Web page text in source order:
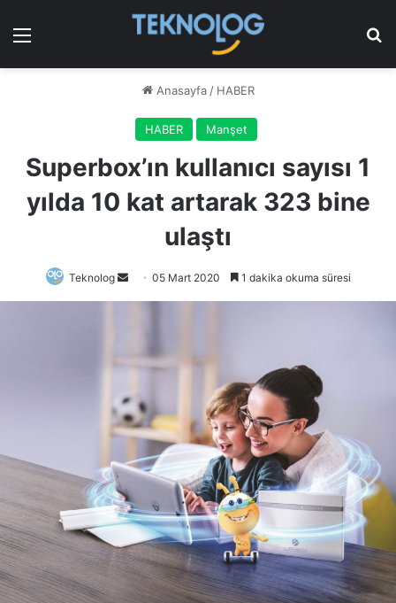
Menü
Anasayfa / HABER
HABER Manşet
Superbox’ın kullanıcı sayısı 1
yılda 10 kat artarak 323 bine
ulaştı
Teknolog
Bir
e-
05 Mart 2020 1 dakika okuma süresi